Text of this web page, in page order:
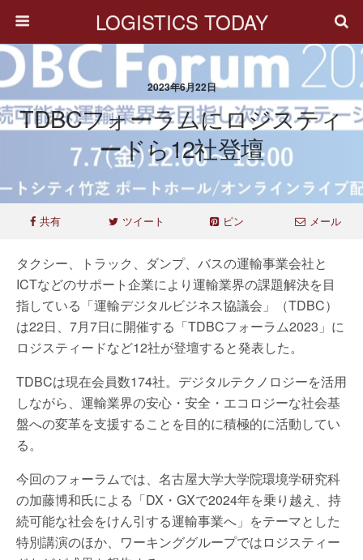
LOGISTICS TODAY
2023年6月22日
TDBCフォーラムにロジスティ
ードら12社登壇
共有 ツイート ピン メール
タクシー、トラック、ダンプ、バスの運輸事業会社と
ICTなどのサポート企業により運輸業界の課題解決を目
指している「運輸デジタルビジネス協議会」（TDBC）
は22日、7月7日に開催する「TDBCフォーラム2023」に
ロジスティードなど12社が登壇すると発表した。
TDBCは現在会員数174社。デジタルテクノロジーを活用
しながら、運輸業界の安心・安全・エコロジーな社会基
盤への変革を支援することを目的に積極的に活動してい
る。
今回のフォーラムでは、名古屋大学大学院環境学研究科
の加藤博和氏による「DX・GXで2024年を乗り越え、持
続可能な社会をけん引する運輸事業へ」をテーマとした
特別講演のほか、ワーキンググループではロジスティー